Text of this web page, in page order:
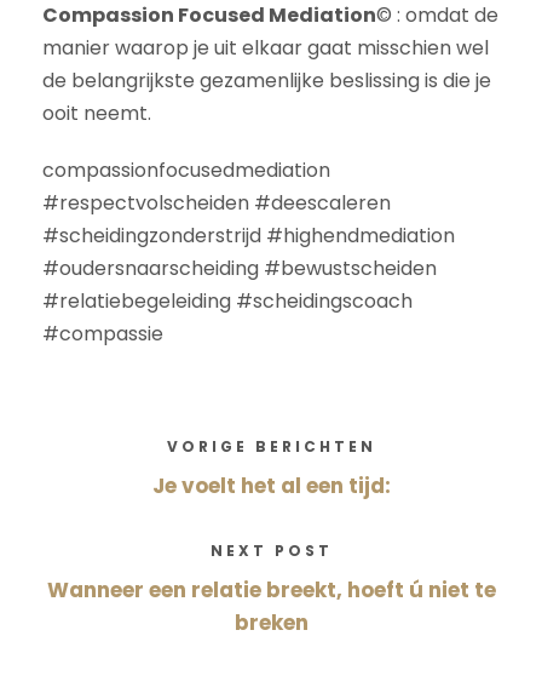
Compassion Focused Mediation© : omdat de
manier waarop je uit elkaar gaat misschien wel
de belangrijkste gezamenlijke beslissing is die je
ooit neemt.
compassionfocusedmediation
#respectvolscheiden #deescaleren
#scheidingzonderstrijd #highendmediation
#oudersnaarscheiding #bewustscheiden
#relatiebegeleiding #scheidingscoach
#compassie
VORIGE BERICHTEN
Je voelt het al een tijd:
NEXT POST
Wanneer een relatie breekt, hoeft ú niet te
breken